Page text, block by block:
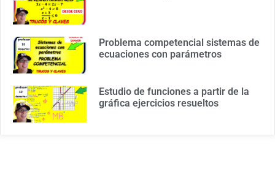
Problema competencial sistemas de
ecuaciones con parámetros
Estudio de funciones a partir de la
gráfica ejercicios resueltos